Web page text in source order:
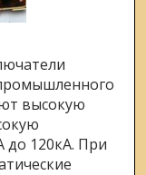
высокую
до 120кА. При